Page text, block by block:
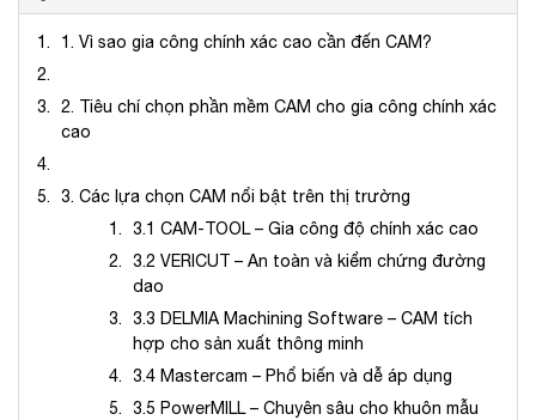
1. Vì sao gia công chính xác cao cần đến CAM?
2. Tiêu chí chọn phần mềm CAM cho gia công chính xác
cao
3. Các lựa chọn CAM nổi bật trên thị trường
3.1 CAM-TOOL – Gia công độ chính xác cao
3.2 VERICUT – An toàn và kiểm chứng đường
dao
3.3 DELMIA Machining Software – CAM tích
hợp cho sản xuất thông minh
3.4 Mastercam – Phổ biến và dễ áp dụng
3.5 PowerMILL – Chuyên sâu cho khuôn mẫu